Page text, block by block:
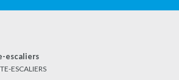
escaliers
ESCALIERS